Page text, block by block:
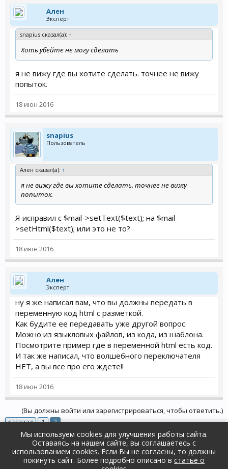
                    }
                    $text .= "\n";
if
$text .= $language-
$text .=
                    $mail = new Mail();
$mail->protocol = $this-
$mail->parameter =
$mail->smtp_hostname =
$mail->smtp_password =
$mail->smtp_port =
$mail->smtp_timeout =
$mail->setTo($this-
$mail->setFrom($this-
$mail-
$mail-
$mail->setHtml($this-
                    $mail->setHtml($text);
                    $mail->send();
// Send to additional
$emails = explode(',',
if ($email &&
$mail-
                            $mail->send();
                        }
                    }
                }
            }
// If order status is not 0 then
if
$language = new
$language-
$language->load('mail/
$subject =
$message .= $language-
$order_status_query =
Ален
Эксперт
snapius сказал(а): ↑
Хоть убейте не могу сделать
я не вижу где вы хотите сделать. точнее не вижу
попыток.
18 июн 2016
snapius
Пользователь
Ален сказал(а): ↑
я не вижу где вы хотите сделать. точнее не вижу
попыток.
Я исправил с $mail->setText($text); на $mail-
>setHtml($text); или это не то?
18 июн 2016
Ален
Эксперт
ну я же написал вам, что вы должны передать в
переменную код html с разметкой.
Как будите ее передавать уже другой вопрос.
Можно из языкловых файлов, из кода, из шаблона.
Посмотрите пример где в переменной html есть код.
И так же написал, что волшебного переключателя
НЕТ, а вы все про его ждете!!
18 июн 2016
(Вы должны войти или зарегистрироваться, чтобы ответить.)
< Назад
1 2
Форум
Поддержка и ответы на вопросы
Общие вопросы
Мы используем cookies для улучшения работы сайта.
Оставаясь на нашем сайте, вы соглашаетесь с
использованием cookies. Если Вы не согласны, то должны
покинуть сайт. Более подробно описано в статье о